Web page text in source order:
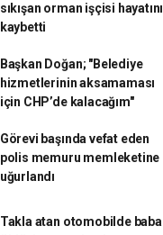
sıkışan orman işçisi hayatını
kaybetti
Başkan Doğan; "Belediye
hizmetlerinin aksamaması
için CHP’de kalacağım"
Görevi başında vefat eden
polis memuru memleketine
uğurlandı
Takla atan otomobilde baba